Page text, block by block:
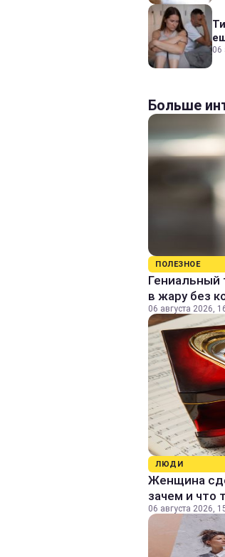
06
Больше
ПОЛЕЗНОЕ
Гениальный
в жару без
06 августа 2026,
ЛЮДИ
Женщина
зачем и что
06 августа 2026,